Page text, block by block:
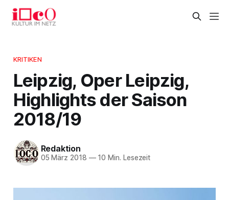
KRITIKEN
Leipzig, Oper Leipzig,
Highlights der Saison
2018/19
Redaktion
05 März 2018 —10 Min. Lesezeit